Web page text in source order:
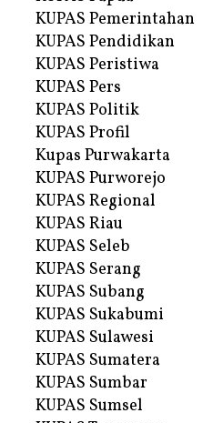
KUPAS Pemerintahan
KUPAS Pendidikan
KUPAS Peristiwa
KUPAS Pers
KUPAS Politik
KUPAS Profil
Kupas Purwakarta
KUPAS Purworejo
KUPAS Regional
KUPAS Riau
KUPAS Seleb
KUPAS Serang
KUPAS Subang
KUPAS Sukabumi
KUPAS Sulawesi
KUPAS Sumatera
KUPAS Sumbar
KUPAS Sumsel